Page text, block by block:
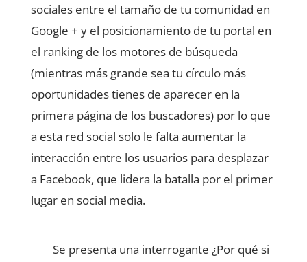
sociales entre el tamaño de tu comunidad en
Google + y el posicionamiento de tu portal en
el ranking de los motores de búsqueda
(mientras más grande sea tu círculo más
oportunidades tienes de aparecer en la
primera página de los buscadores) por lo que
a esta red social solo le falta aumentar la
interacción entre los usuarios para desplazar
a Facebook, que lidera la batalla por el primer
lugar en social media.
Se presenta una interrogante ¿Por qué si